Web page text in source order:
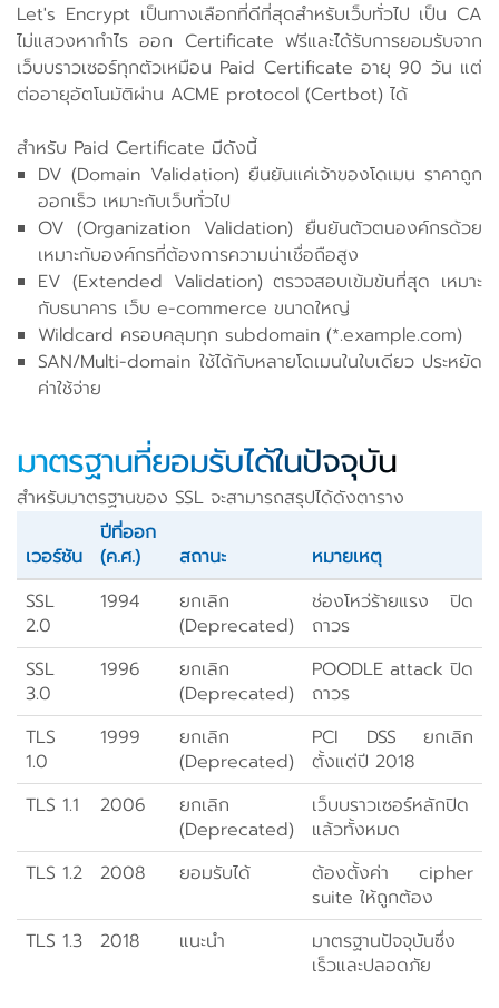
Let's Encrypt เป็นทางเลือกที่ดีที่สุดสำหรับเว็บทั่วไป เป็น CA
ไม่แสวงหากำไร ออก Certificate ฟรีและได้รับการยอมรับจาก
เว็บบราวเซอร์ทุกตัวเหมือน Paid Certificate อายุ 90 วัน แต่
ต่ออายุอัตโนมัติผ่าน ACME protocol (Certbot) ได้
สำหรับ Paid Certificate มีดังนี้
DV (Domain Validation) ยืนยันแค่เจ้าของโดเมน ราคาถูก
ออกเร็ว เหมาะกับเว็บทั่วไป
OV (Organization Validation) ยืนยันตัวตนองค์กรด้วย
เหมาะกับองค์กรที่ต้องการความน่าเชื่อถือสูง
EV (Extended Validation) ตรวจสอบเข้มข้นที่สุด เหมาะ
กับธนาคาร เว็บ e-commerce ขนาดใหญ่
Wildcard ครอบคลุมทุก subdomain (*.example.com)
SAN/Multi-domain ใช้ได้กับหลายโดเมนในใบเดียว ประหยัด
ค่าใช้จ่าย
มาตรฐานที่ยอมรับได้ในปัจจุบัน
สำหรับมาตรฐานของ SSL จะสามารถสรุปได้ดังตาราง
เวอร์ชัน
ปีที่ออก
(ค.ศ.)
สถานะ
หมายเหตุ
SSL
2.0
1994
ยกเลิก
(Deprecated)
ช่องโหว่ร้ายแรง ปิด
ถาวร
SSL
3.0
1996
ยกเลิก
(Deprecated)
POODLE attack ปิด
ถาวร
TLS
1.0
1999
ยกเลิก
(Deprecated)
PCI DSS ยกเลิก
ตั้งแต่ปี 2018
TLS 1.1
2006
ยกเลิก
(Deprecated)
เว็บบราวเซอร์หลักปิด
แล้วทั้งหมด
TLS 1.2
2008 ยอมรับได้
ต้องตั้งค่า cipher
suite ให้ถูกต้อง
TLS 1.3
2018 แนะนำ
มาตรฐานปัจจุบันซึ่ง
เร็วและปลอดภัย